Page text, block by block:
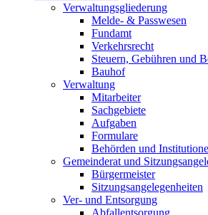
Verwaltungsgliederung
Melde- & Passwesen
Fundamt
Verkehrsrecht
Steuern, Gebühren und
Bauhof
Verwaltung
Mitarbeiter
Sachgebiete
Aufgaben
Formulare
Behörden und
Gemeinderat und
Bürgermeister
Sitzungsangelegenheiten
Ver- und Entsorgung
Abfallentsorgung